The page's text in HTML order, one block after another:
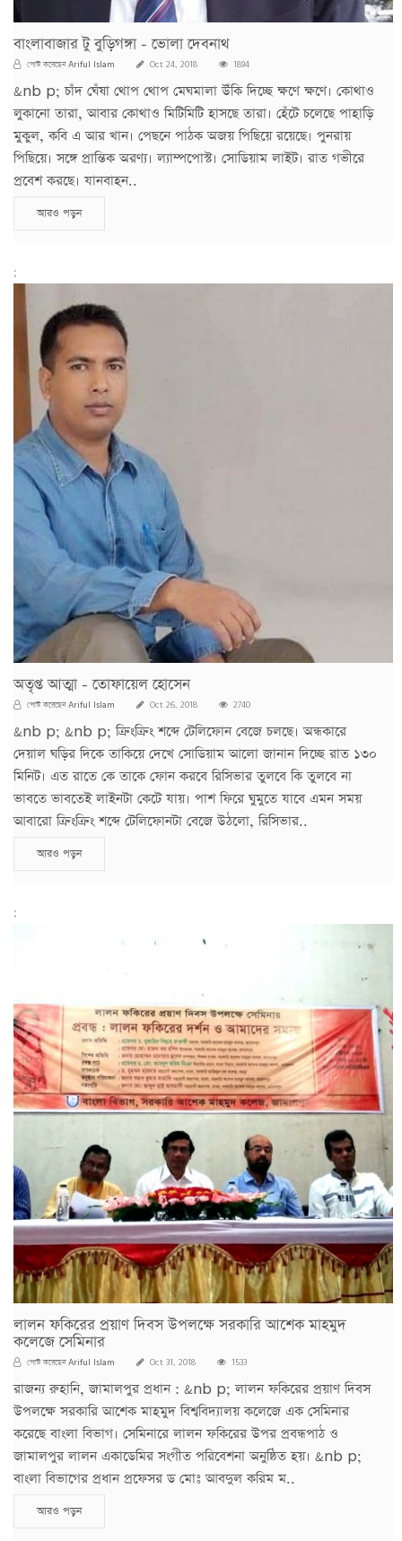
বাংলাবাজার টু বুড়িগঙ্গা - ভোলা দেবনাথ
পোস্ট করেছেনAriful Islam Oct 24, 2018 1894
&nb p; চাঁদ ঘেঁষা থোপ থোপ মেঘমালা উঁকি দিচ্ছে ক্ষণে ক্ষণে। কোথাও
লুকানো তারা, আবার কোথাও মিটিমিটি হাসছে তারা। হেঁটে চলেছে পাহাড়ি
মুকুল, কবি এ আর খান। পেছনে পাঠক অজয় পিছিয়ে রয়েছে। পুনরায়
পিছিয়ে। সঙ্গে প্রান্তিক অরণ্য। ল্যাম্পপোস্ট। সোডিয়াম লাইট। রাত গভীরে
প্রবেশ করছে। যানবাহন..
আরও পড়ুন
;
অতৃপ্ত আত্মা - তোফায়েল হোসেন
পোস্ট করেছেনAriful Islam Oct 26, 2018 2740
&nb p; &nb p; ক্রিংক্রিং শব্দে টেলিফোন বেজে চলছে। অন্ধকারে
দেয়াল ঘড়ির দিকে তাকিয়ে দেখে সোডিয়াম আলো জানান দিচ্ছে রাত ১৩০
মিনিট। এত রাতে কে তাকে ফোন করবে রিসিভার তুলবে কি তুলবে না
ভাবতে ভাবতেই লাইনটা কেটে যায়। পাশ ফিরে ঘুমুতে যাবে এমন সময়
আবারো ক্রিংক্রিং শব্দে টেলিফোনটা বেজে উঠলো, রিসিভার..
আরও পড়ুন
;
লালন ফকিরের প্রয়াণ দিবস উপলক্ষে সরকারি আশেক মাহমুদ
কলেজে সেমিনার
পোস্ট করেছেনAriful Islam Oct 31, 2018 1533
রাজন্য রুহানি, জামালপুর প্রধান : &nb p; লালন ফকিরের প্রয়াণ দিবস
উপলক্ষে সরকারি আশেক মাহমুদ বিশ্ববিদ্যালয় কলেজে এক সেমিনার
করেছে বাংলা বিভাগ। সেমিনারে লালন ফকিরের উপর প্রবন্ধপাঠ ও
জামালপুর লালন একাডেমির সংগীত পরিবেশনা অনুষ্ঠিত হয়। &nb p;
বাংলা বিভাগের প্রধান প্রফেসর ড মোঃ আবদুল করিম ম..
আরও পড়ুন